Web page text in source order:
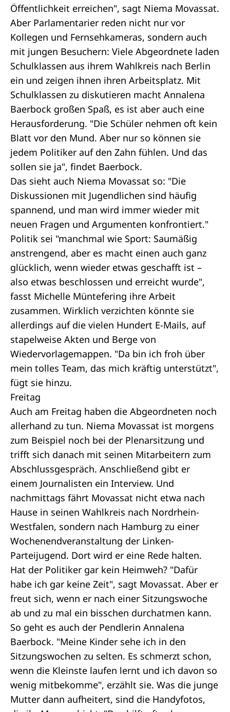
Öffentlichkeit erreichen", sagt Niema Movassat.
Aber Parlamentarier reden nicht nur vor
Kollegen und Fernsehkameras, sondern auch
mit jungen Besuchern: Viele Abgeordnete laden
Schulklassen aus ihrem Wahlkreis nach Berlin
ein und zeigen ihnen ihren Arbeitsplatz. Mit
Schulklassen zu diskutieren macht Annalena
Baerbock großen Spaß, es ist aber auch eine
Herausforderung. "Die Schüler nehmen oft kein
Blatt vor den Mund. Aber nur so können sie
jedem Politiker auf den Zahn fühlen. Und das
sollen sie ja", findet Baerbock.
Das sieht auch Niema Movassat so: "Die
Diskussionen mit Jugendlichen sind häufig
spannend, und man wird immer wieder mit
neuen Fragen und Argumenten konfrontiert."
Politik sei "manchmal wie Sport: Saumäßig
anstrengend, aber es macht einen auch ganz
glücklich, wenn wieder etwas geschafft ist –
also etwas beschlossen und erreicht wurde",
fasst Michelle Müntefering ihre Arbeit
zusammen. Wirklich verzichten könnte sie
allerdings auf die vielen Hundert E-Mails, auf
stapelweise Akten und Berge von
Wiedervorlagemappen. "Da bin ich froh über
mein tolles Team, das mich kräftig unterstützt",
fügt sie hinzu.
Freitag
Auch am Freitag haben die Abgeordneten noch
allerhand zu tun. Niema Movassat ist morgens
zum Beispiel noch bei der Plenarsitzung und
trifft sich danach mit seinen Mitarbeitern zum
Abschlussgespräch. Anschließend gibt er
einem Journalisten ein Interview. Und
nachmittags fährt Movassat nicht etwa nach
Hause in seinen Wahlkreis nach Nordrhein-
Westfalen, sondern nach Hamburg zu einer
Wochenendveranstaltung der Linken-
Parteijugend. Dort wird er eine Rede halten.
Hat der Politiker gar kein Heimweh? "Dafür
habe ich gar keine Zeit", sagt Movassat. Aber er
freut sich, wenn er nach einer Sitzungswoche
ab und zu mal ein bisschen durchatmen kann.
So geht es auch der Pendlerin Annalena
Baerbock. "Meine Kinder sehe ich in den
Sitzungswochen zu selten. Es schmerzt schon,
wenn die Kleinste laufen lernt und ich davon so
wenig mitbekomme", erzählt sie. Was die junge
Mutter dann aufheitert, sind die Handyfotos,